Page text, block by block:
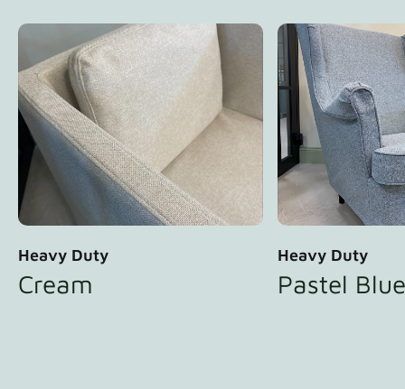
Heavy Duty
Cream
Heavy Duty
Pastel Blue